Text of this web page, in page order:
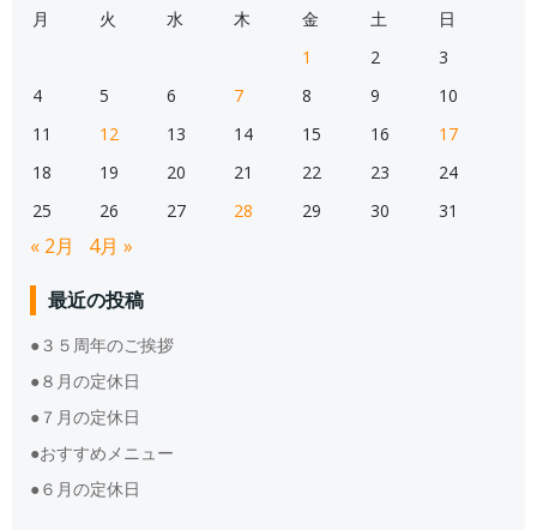
月
火 水 木 金 土
日
1
2
3
4
5 6 7 8 9
10
11
12 13 14 15 16
17
18
19 20 21 22 23
24
25
26 27 28 29 30 31
« 2月 4月 »
最近の投稿
●３５周年のご挨拶
●８月の定休日
●７月の定休日
●おすすめメニュー
●６月の定休日